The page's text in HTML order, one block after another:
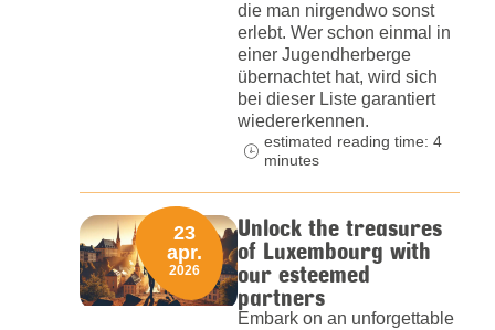
die man nirgendwo sonst
erlebt. Wer schon einmal in
einer Jugendherberge
übernachtet hat, wird sich
bei dieser Liste garantiert
wiedererkennen.
estimated reading time: 4
minutes
Unlock the treasures
of Luxembourg with
our esteemed
partners
Embark on an unforgettable
23
apr.
2026